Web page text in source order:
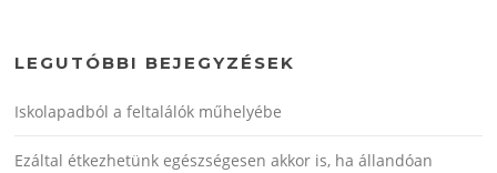
LEGUTÓBBI BEJEGYZÉSEK
Iskolapadból a feltalálók műhelyébe
Ezáltal étkezhetünk egészségesen akkor is, ha állandóan